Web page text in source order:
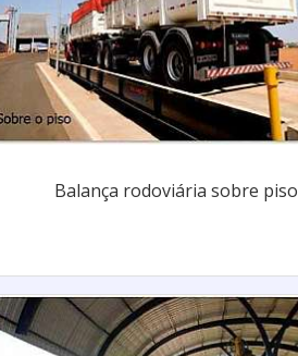
Balança rodoviária sobre piso